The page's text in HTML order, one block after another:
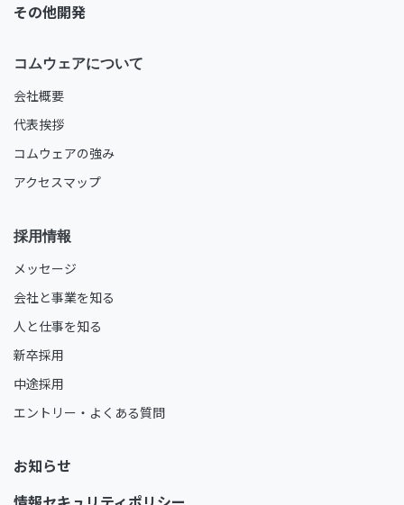
その他開発
コムウェアについて
会社概要
代表挨拶
コムウェアの強み
アクセスマップ
採用情報
メッセージ
会社と事業を知る
人と仕事を知る
新卒採用
中途採用
エントリー・よくある質問
お知ら​せ​